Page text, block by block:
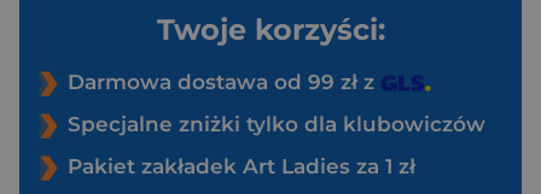
Twoje korzyści:
Darmowa dostawa od 99 zł z
Specjalne zniżki tylko dla klubowiczów
Pakiet zakładek Art Ladies za 1 zł